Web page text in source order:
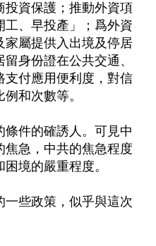
投資保護；推動外資項
工、早投產」；爲外資
家屬提供入出境及停居
身份證在公共交通、
支付應用便利度，對信
和次數等。
件的確誘人。可見中
急，中共的焦急程度
境的嚴重程度。
些政策，似乎與這次